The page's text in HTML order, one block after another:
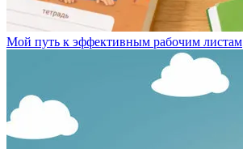
Мой путь к эффективным рабочим листам